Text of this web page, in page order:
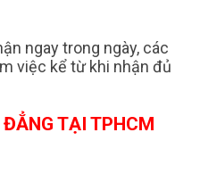
ngay trong ngày, các
việc kể từ khi nhận đủ
TẠI TPHCM